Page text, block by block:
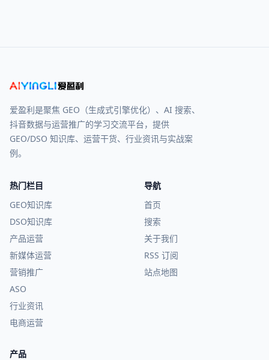
爱盈利是聚焦 GEO（生成式引擎优化）、AI 搜索、
抖音数据与运营推广的学习交流平台，提供
GEO/DSO 知识库、运营干货、行业资讯与实战案
例。
热门栏目
GEO知识库
DSO知识库
产品运营
新媒体运营
营销推广
ASO
行业资讯
电商运营
导航
首页
搜索
关于我们
RSS 订阅
站点地图
产品